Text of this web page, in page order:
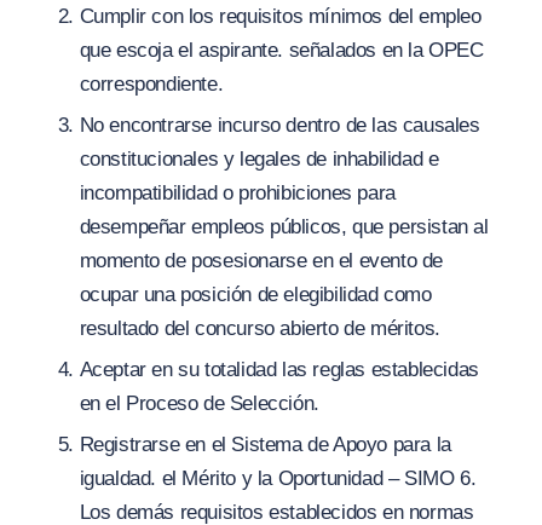
Cumplir con los requisitos mínimos del empleo
que escoja el aspirante. señalados en la OPEC
correspondiente.
No encontrarse incurso dentro de las causales
constitucionales y legales de inhabilidad e
incompatibilidad o prohibiciones para
desempeñar empleos públicos, que persistan al
momento de posesionarse en el evento de
ocupar una posición de elegibilidad como
resultado del concurso abierto de méritos.
Aceptar en su totalidad las reglas establecidas
en el Proceso de Selección.
Registrarse en el Sistema de Apoyo para la
igualdad. el Mérito y la Oportunidad – SIMO 6.
Los demás requisitos establecidos en normas